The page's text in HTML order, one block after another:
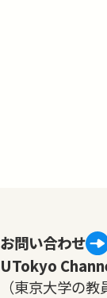
お問い合わせ
UTokyo
（東京大学の教